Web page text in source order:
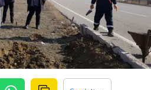
Bingöl
Bitlis
Bolu